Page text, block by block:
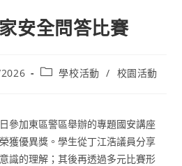
安全問答比賽
學校活動 / 校園活動
參加東區警區舉辦的專題國安講座
獲優異獎。學生從丁江浩議員分享
識的理解；其後再透過多元比賽形